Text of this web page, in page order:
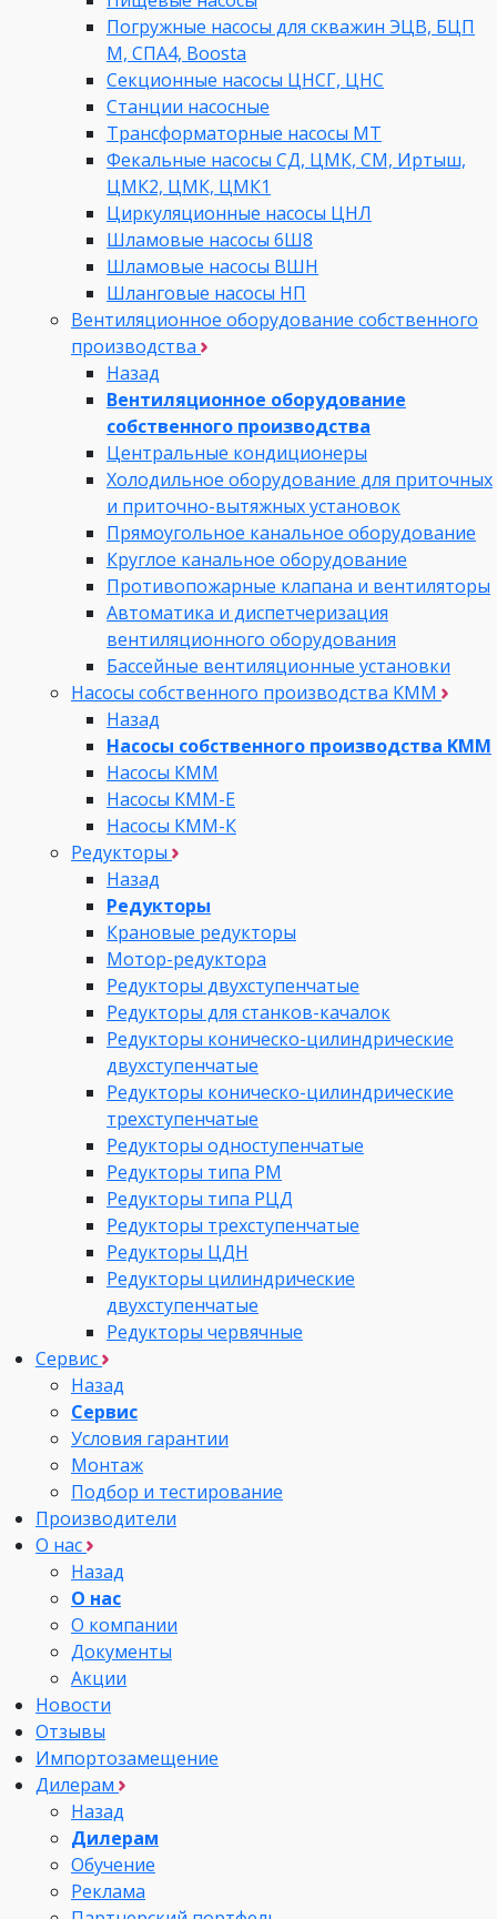
Погружные насосы для скважин ЭЦВ, БЦП
М, СПА4, Boosta
Секционные насосы ЦНСГ, ЦНС
Станции насосные
Трансформаторные насосы МТ
Фекальные насосы СД, ЦМК, СМ, Иртыш,
ЦМК2, ЦМК, ЦМК1
Циркуляционные насосы ЦНЛ
Шламовые насосы 6Ш8
Шламовые насосы ВШН
Шланговые насосы НП
Вентиляционное оборудование собственного
производства
Назад
Вентиляционное оборудование
собственного производства
Центральные кондиционеры
Холодильное оборудование для приточных
и приточно-вытяжных установок
Прямоугольное канальное оборудование
Круглое канальное оборудование
Противопожарные клапана и вентиляторы
Автоматика и диспетчеризация
вентиляционного оборудования
Бассейные вентиляционные установки
Насосы собственного производства KMM
Назад
Насосы собственного производства KMM
Насосы КММ
Насосы КММ-Е
Насосы КММ-К
Редукторы
Назад
Редукторы
Крановые редукторы
Мотор-редуктора
Редукторы двухступенчатые
Редукторы для станков-качалок
Редукторы коническо-цилиндрические
двухступенчатые
Редукторы коническо-цилиндрические
трехступенчатые
Редукторы одноступенчатые
Редукторы типа РМ
Редукторы типа РЦД
Редукторы трехступенчатые
Редукторы ЦДН
Редукторы цилиндрические
двухступенчатые
Редукторы червячные
Сервис
Назад
Сервис
Условия гарантии
Монтаж
Подбор и тестирование
Производители
О нас
Назад
О нас
О компании
Документы
Акции
Новости
Отзывы
Импортозамещение
Дилерам
Назад
Дилерам
Обучение
Реклама